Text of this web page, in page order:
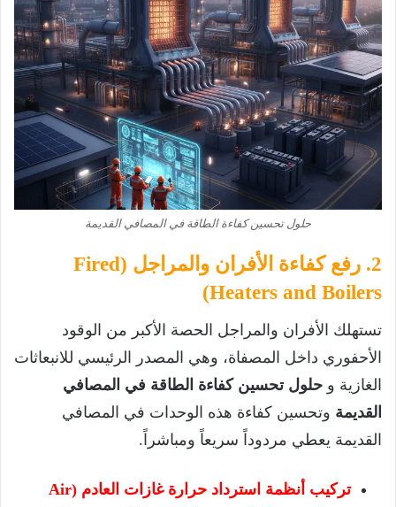
حلول تحسين كفاءة الطاقة في المصافي القديمة
2. رفع كفاءة الأفران والمراجل (Fired
Heaters and Boilers)
تستهلك الأفران والمراجل الحصة الأكبر من الوقود
الأحفوري داخل المصفاة، وهي المصدر الرئيسي للانبعاثات
الغازية و حلول تحسين كفاءة الطاقة في المصافي
القديمة وتحسين كفاءة هذه الوحدات في المصافي
القديمة يعطي مردوداً سريعاً ومباشراً.
تركيب أنظمة استرداد حرارة غازات العادم (Air